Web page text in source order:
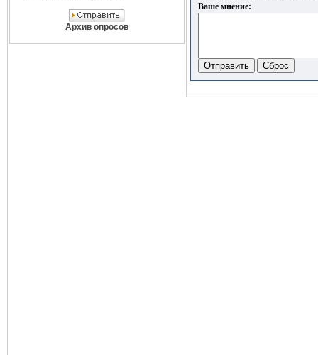
Архив опросов
Ваше мнение: